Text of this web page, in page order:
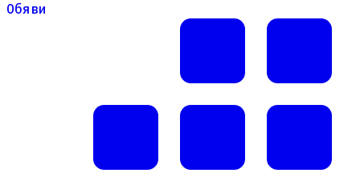
Обяви